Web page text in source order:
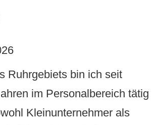
Ruhrgebiets bin ich seit
im Personalbereich tätig
Kleinunternehmer als